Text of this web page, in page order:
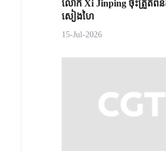
លោក Xi Jinping ចុះត្រួតពិនិត្
សៀងហៃ
15-Jul-2026